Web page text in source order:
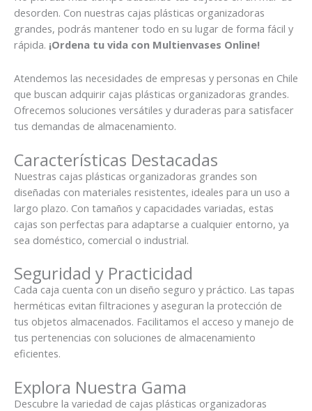
desorden. Con nuestras cajas plásticas organizadoras
grandes, podrás mantener todo en su lugar de forma fácil y
rápida. ¡Ordena tu vida con Multienvases Online!
Atendemos las necesidades de empresas y personas en Chile
que buscan adquirir cajas plásticas organizadoras grandes.
Ofrecemos soluciones versátiles y duraderas para satisfacer
tus demandas de almacenamiento.
Características Destacadas
Nuestras cajas plásticas organizadoras grandes son
diseñadas con materiales resistentes, ideales para un uso a
largo plazo. Con tamaños y capacidades variadas, estas
cajas son perfectas para adaptarse a cualquier entorno, ya
sea doméstico, comercial o industrial.
Seguridad y Practicidad
Cada caja cuenta con un diseño seguro y práctico. Las tapas
herméticas evitan filtraciones y aseguran la protección de
tus objetos almacenados. Facilitamos el acceso y manejo de
tus pertenencias con soluciones de almacenamiento
eficientes.
Explora Nuestra Gama
Descubre la variedad de cajas plásticas organizadoras